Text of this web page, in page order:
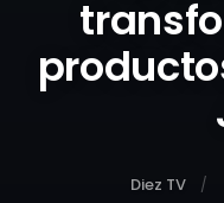
Diez TV